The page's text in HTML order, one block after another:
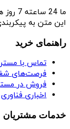
ما
این متن به
راهنمای خرید
تماس با
فرصت‌های
فروش در
اخباری فناوری
خدمات مشتریان